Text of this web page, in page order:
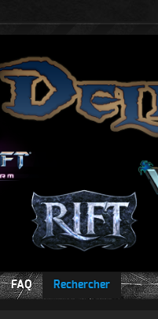
FAQ Rechercher